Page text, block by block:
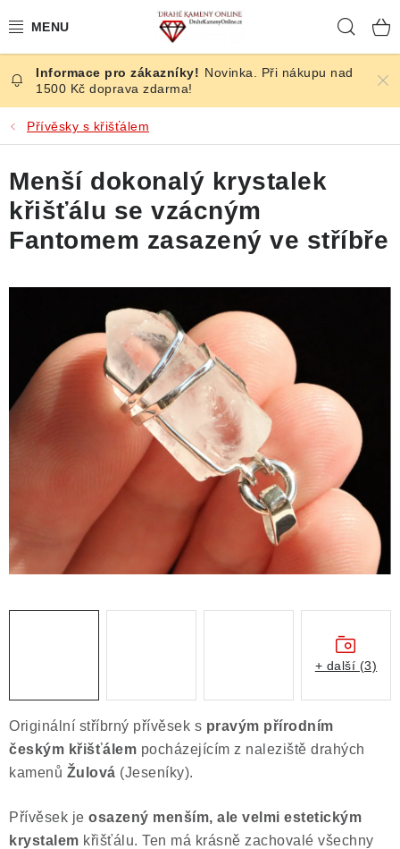
na
ČESKÉ KAMENY
ŠPERKY
KAMENY ZE SVĚTA
BROUŠENÉ
KRYSTALY
ČLÁNKY
VIDEOGALERIE
Výkup minerálů a drahých kamenů
Formulář pro uplatnění reklamace
Poučení o právu na odstoupení od smlouvy
Novinka. Při nákupu nad
1500 Kč doprava zdarma!
Přívěsky s křišťálem
Originální stříbrný přívěsek s pravým přírodním
českým křišťálem pocházejícím z naleziště drahých
kamenů Žulová (Jeseníky).
Přívěsek je osazený menším, ale velmi estetickým
krystalem křišťálu. Ten má krásně zachovalé všechny
Menší dokonalý krystalek
křišťálu se vzácným
Fantomem zasazený ve stříbře
+ další (3)